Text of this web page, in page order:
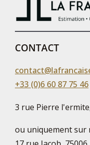
CONTACT
+33 (0)6 60 87 75 46
3 rue Pierre
ou uniquement sur